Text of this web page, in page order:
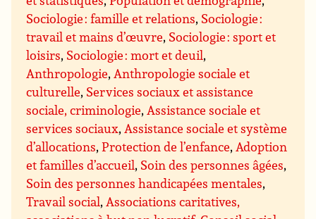
Sociologie : famille et relations, Sociologie :
travail et mains d’œuvre, Sociologie : sport et
loisirs, Sociologie : mort et deuil,
Anthropologie,Anthropologie sociale et
culturelle, Services sociaux et assistance
sociale, criminologie,Assistance sociale et
services sociaux,Assistance sociale et système
d’allocations,Protection de l’enfance,Adoption
et familles d’accueil, Soin des personnes âgées,
Soin des personnes handicapées mentales,
Travail social,Associations caritatives,